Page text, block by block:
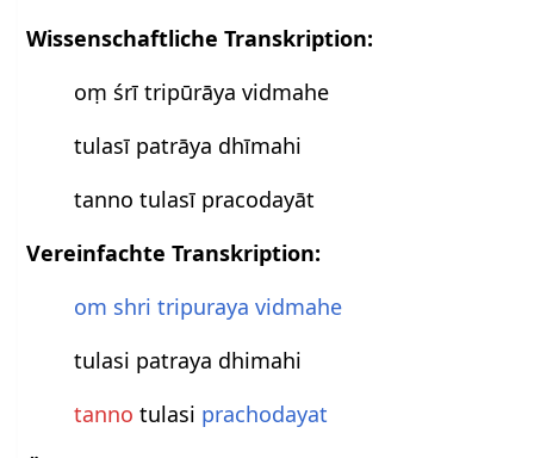
Wissenschaftliche Transkription:
oṃ śrī tripūrāya vidmahe
tulasī patrāya dhīmahi
tanno tulasī pracodayāt
Vereinfachte Transkription:
om shri tripuraya vidmahe
tulasi patraya dhimahi
tanno tulasi prachodayat